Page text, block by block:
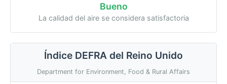
Bueno
La calidad del aire se considera satisfactoria
Índice DEFRA del Reino Unido
Department for Environment, Food & Rural Affairs